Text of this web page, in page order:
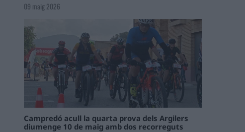
09 maig 2026
Campredó acull la quarta prova dels Argilers
diumenge 10 de maig amb dos recorreguts